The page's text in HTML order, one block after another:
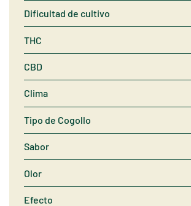
Dificultad de cultivo
THC
CBD
Clima
Tipo de Cogollo
Sabor
Olor
Efecto